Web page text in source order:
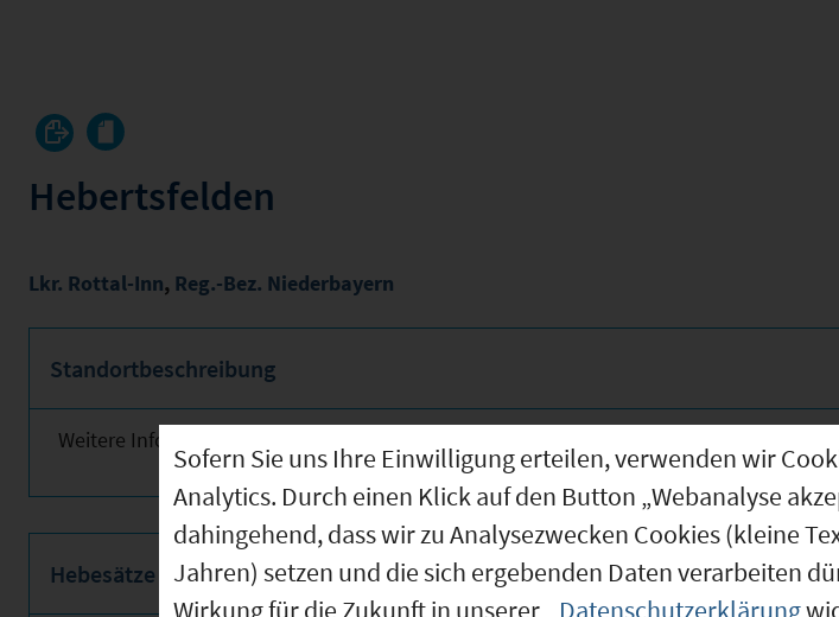
Hebertsfelden
Lkr. Rottal-Inn, Reg.-Bez. Niederbayern
Standortbeschreibung
Weitere Informationen finden Sie obenstehend!
Hebesätze
Sofern Sie uns Ihre Einwilligung erteilen, verwenden wir
Analytics. Durch einen Klick auf den Button „Webanalyse
dahingehend, dass wir zu Analysezwecken Cookies (kleine
Jahren) setzen und die sich ergebenden Daten verarbeiten
Wirkung für die Zukunft in unserer
Datenschutzerklärung